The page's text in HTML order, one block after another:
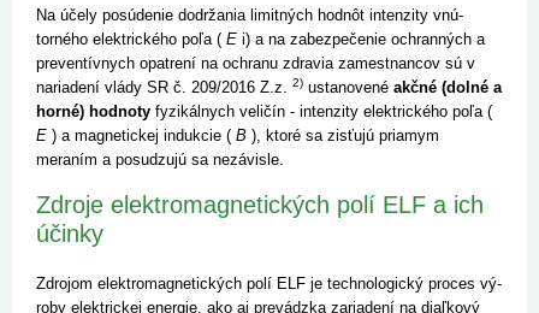
Na účely posúdenie dodržania limitných hodnôt intenzity vnú­
torného elektrického poľa ( E i) a na zabezpečenie ochranných a
preventívnych opatrení na ochranu zdravia zamestnancov sú v
nariadení vlády SR č. 209/2016 Z.z. 2) ustanovené akčné (dolné a
horné) hodnoty fyzikálnych veličín - intenzity elektrického poľa (
E ) a magnetickej indukcie ( B ), ktoré sa zisťujú priamym
meraním a posudzujú sa nezávisle.
Zdroje elektromagnetických polí ELF a ich
účinky
Zdrojom elektromagnetických po­lí ELF je technologický proces vý­
roby elektrickej energie, ako aj prevádzka zariadení na diaľkový